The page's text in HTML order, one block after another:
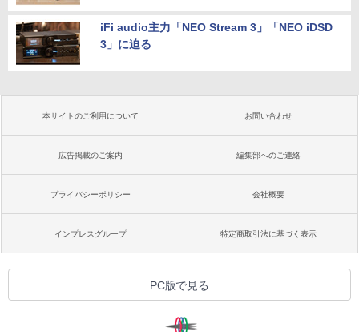
iFi audio主力「NEO Stream 3」「NEO iDSD
3」に迫る
本サイトのご利用について お問い合わせ
広告掲載のご案内 編集部へのご連絡
プライバシーポリシー 会社概要
インプレスグループ 特定商取引法に基づく表示
PC版で見る